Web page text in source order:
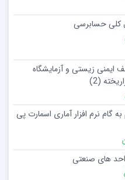
کلی حسابرسی
ایمنی ‌زیستی و آزمایشگاه
(2)
گام نرم افزار آماری اسمارت پی
های صنعتی